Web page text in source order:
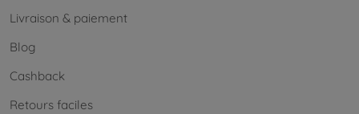
Livraison & paiement
Blog
Cashback
Retours faciles